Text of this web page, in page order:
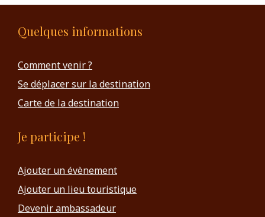
Quelques informations
Comment venir ?
Se déplacer sur la destination
Carte de la destination
Je participe !
Ajouter un évènement
Ajouter un lieu touristique
Devenir ambassadeur